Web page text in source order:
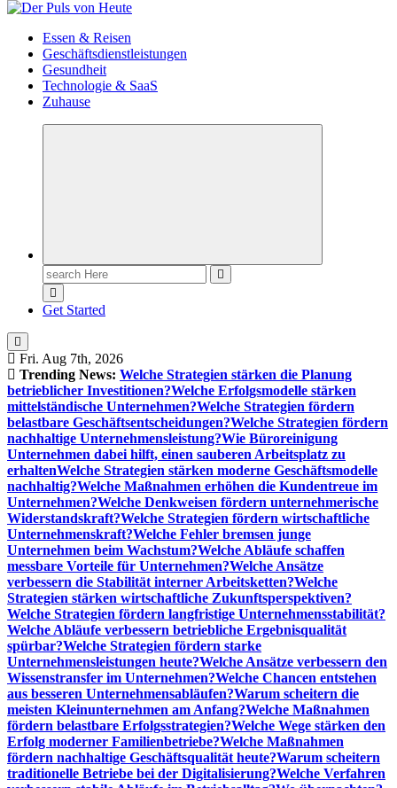
Meldungen die Resonanz finden
Essen & Reisen
Geschäftsdienstleistungen
Gesundheit
Technologie & SaaS
Zuhause
Search
for:
Get Started
Fri. Aug 7th, 2026
Trending News: Welche Strategien stärken die Planung
betrieblicher Investitionen?Welche Erfolgsmodelle stärken
mittelständische Unternehmen?Welche Strategien fördern
belastbare Geschäftsentscheidungen?Welche Strategien fördern
nachhaltige Unternehmensleistung?Wie Büroreinigung
Unternehmen dabei hilft, einen sauberen Arbeitsplatz zu
erhaltenWelche Strategien stärken moderne Geschäftsmodelle
nachhaltig?Welche Maßnahmen erhöhen die Kundentreue im
Unternehmen?Welche Denkweisen fördern unternehmerische
Widerstandskraft?Welche Strategien fördern wirtschaftliche
Unternehmenskraft?Welche Fehler bremsen junge
Unternehmen beim Wachstum?Welche Abläufe schaffen
messbare Vorteile für Unternehmen?Welche Ansätze
verbessern die Stabilität interner Arbeitsketten?Welche
Strategien stärken wirtschaftliche Zukunftsperspektiven?
Welche Strategien fördern langfristige Unternehmensstabilität?
Welche Abläufe verbessern betriebliche Ergebnisqualität
spürbar?Welche Strategien fördern starke
Unternehmensleistungen heute?Welche Ansätze verbessern den
Wissenstransfer im Unternehmen?Welche Chancen entstehen
aus besseren Unternehmensabläufen?Warum scheitern die
meisten Kleinunternehmen am Anfang?Welche Maßnahmen
fördern belastbare Erfolgsstrategien?Welche Wege stärken den
Erfolg moderner Familienbetriebe?Welche Maßnahmen
fördern nachhaltige Geschäftsqualität heute?Warum scheitern
traditionelle Betriebe bei der Digitalisierung?Welche Verfahren